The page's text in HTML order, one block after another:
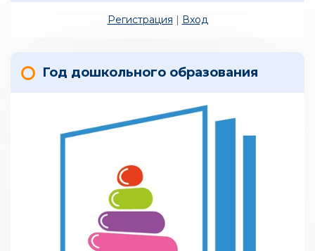
Регистрация | Вход
Год дошкольного образования